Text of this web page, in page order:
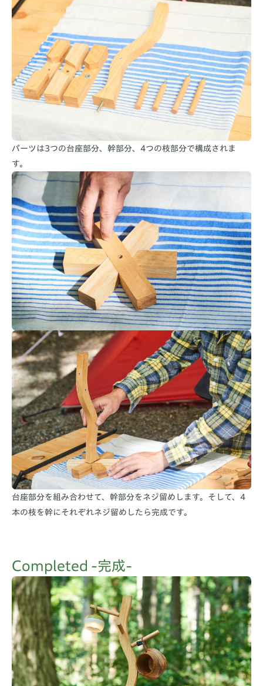
パーツは3つの台座部分、幹部分、4つの枝部分で構成されま
す。
台座部分を組み合わせて、幹部分をネジ留めします。そして、4
本の枝を幹にそれぞれネジ留めしたら完成です。
Completed -完成-